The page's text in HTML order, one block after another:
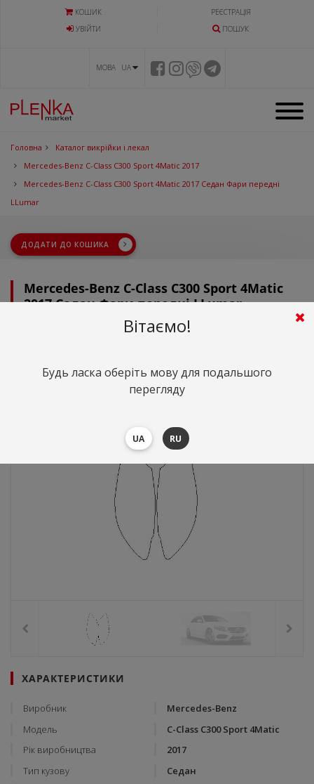
КОШИК
РЕЄСТРАЦІЯ
УВIЙТИ
ПОШУК
МОВА UA
Головна
Каталог викрійки і лекал
Mercedes-Benz C-Class C300 Sport 4Matic 2017
Mercedes-Benz C-Class C300 Sport 4Matic 2017 Седан Фари передні
LLumar
ДОДАТИ ДО КОШИКА
Mercedes-Benz C-Class C300 Sport 4Matic
2017 Седан Фари передні LLumar
ХАРАКТЕРИСТИКИ
Виробник
Mercedes-Benz
Модель
C-Class C300 Sport 4Matic
Рік виробництва
2017
Тип кузову
Седан
Вітаємо!
Будь ласка оберіть мову для подальшого
перегляду
UA RU